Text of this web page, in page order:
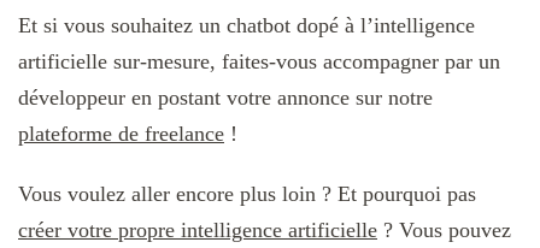
Et si vous souhaitez un chatbot dopé à l’intelligence
artificielle sur-mesure, faites-vous accompagner par un
développeur en postant votre annonce sur notre
plateforme de freelance !
Vous voulez aller encore plus loin ? Et pourquoi pas
créer votre propre intelligence artificielle ? Vous pouvez